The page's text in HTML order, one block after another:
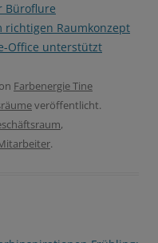
Büroflure
richtigen Raumkonzept
Office unterstützt
Farbenergie Tine
veröffentlicht.
,
.